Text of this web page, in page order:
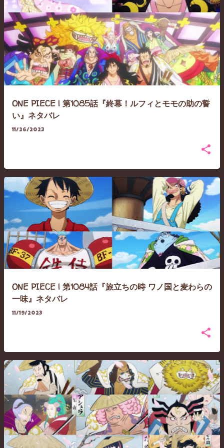
ONE PIECE | 第1085話『終幕！ルフィとモモの助の誓
い』ネタバレ
11/26/2023
ONE PIECE | 第1084話『旅立ちの時 ワノ国と麦わらの
一味』ネタバレ
11/19/2023